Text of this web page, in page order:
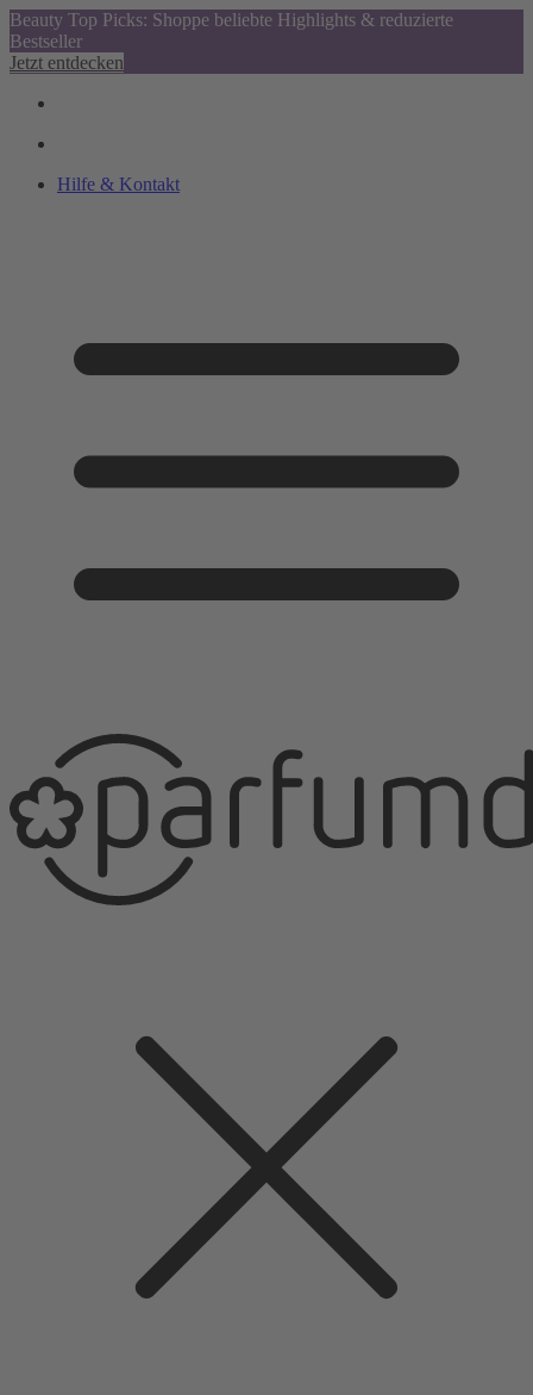
Beauty Top Picks: Shoppe beliebte Highlights & reduzierte
Bestseller
Jetzt entdecken
Hilfe & Kontakt